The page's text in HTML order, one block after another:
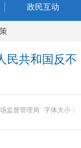
政民互动
民共和国反不
监督管理局
字体大小：